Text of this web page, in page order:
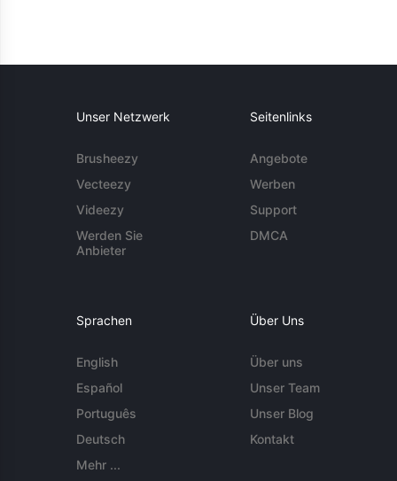
Unser Netzwerk
Brusheezy
Vecteezy
Videezy
Werden Sie
Anbieter
Seitenlinks
Angebote
Werben
Support
DMCA
Sprachen
English
Español
Português
Deutsch
Mehr ...
Über Uns
Über uns
Unser Team
Unser Blog
Kontakt